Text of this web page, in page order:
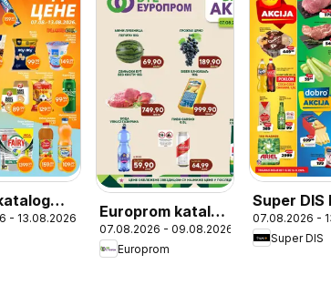
- 13.08.2026
Europrom katalog
Викенд акција
07.08.2026 - 09.08.2026
Europrom
Super DIS
Nedeljna
07.08.2026 -
Super DIS